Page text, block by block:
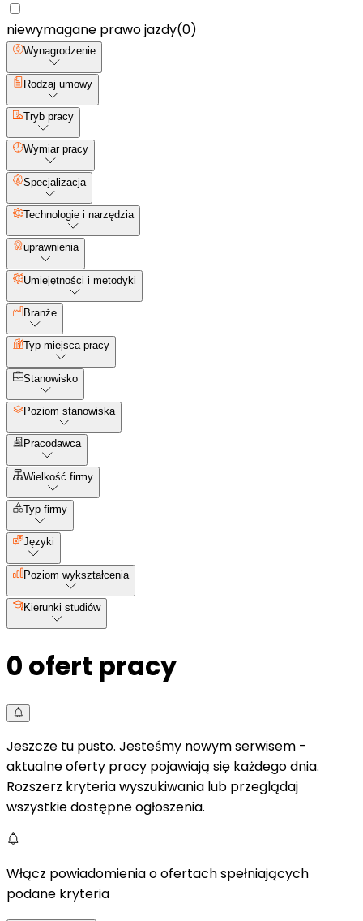
niewymagane prawo jazdy(0)
Wynagrodzenie
Rodzaj umowy
Tryb pracy
Wymiar pracy
Specjalizacja
Technologie i narzędzia
uprawnienia
Umiejętności i metodyki
Branże
Typ miejsca pracy
Stanowisko
Poziom stanowiska
Pracodawca
Wielkość firmy
Typ firmy
Języki
Poziom wykształcenia
Kierunki studiów
0 ofert pracy
Jeszcze tu pusto. Jesteśmy nowym serwisem -
aktualne oferty pracy pojawiają się każdego dnia.
Rozszerz kryteria wyszukiwania lub przeglądaj
wszystkie dostępne ogłoszenia.
Włącz powiadomienia o ofertach spełniających
podane kryteria